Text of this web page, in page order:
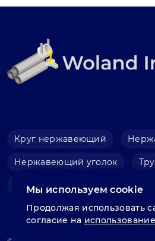
Круг нержавеющий
Нержавеющий уголок
Фольга нержавеющая
Мы используем cookie
Продолжая использовать
согласие на